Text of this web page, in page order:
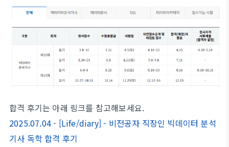
합격 후기는 아래 링크를 참고해보세요.
2025.07.04 - [Life/diary] - 비전공자 직장인 빅데이터 분석
기사 독학 합격 후기